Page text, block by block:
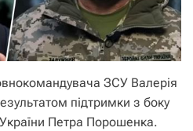
ЗСУ Валерія
підтримки з боку
Петра Порошенка.